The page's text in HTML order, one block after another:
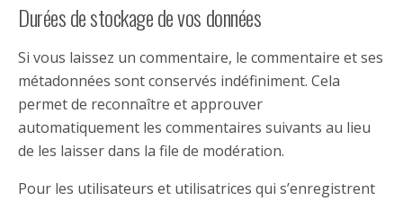
Durées de stockage de vos données
Si vous laissez un commentaire, le commentaire et ses
métadonnées sont conservés indéfiniment. Cela
permet de reconnaître et approuver
automatiquement les commentaires suivants au lieu
de les laisser dans la file de modération.
Pour les utilisateurs et utilisatrices qui s’enregistrent